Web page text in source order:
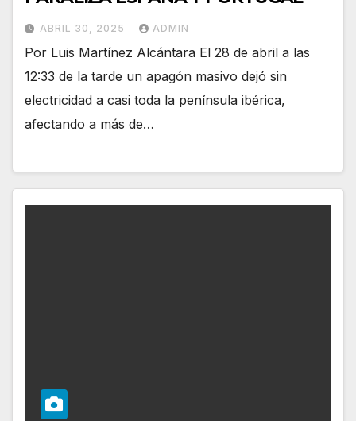
ABRIL 30, 2025 ADMIN
Por Luis Martínez Alcántara El 28 de abril a las
12:33 de la tarde un apagón masivo dejó sin
electricidad a casi toda la península ibérica,
afectando a más de…